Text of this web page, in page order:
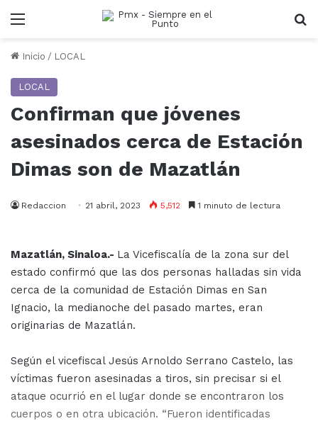
Menu
Inicio / LOCAL
LOCAL
Confirman que jóvenes
asesinados cerca de Estación
Dimas son de Mazatlán
Redaccion 21 abril, 2023 5,512 1 minuto de lectura
Mazatlán, Sinaloa.- La Vicefiscalía de la zona sur del
estado confirmó que las dos personas halladas sin vida
cerca de la comunidad de Estación Dimas en San
Ignacio, la medianoche del pasado martes, eran
originarias de Mazatlán.
Según el vicefiscal Jesús Arnoldo Serrano Castelo, las
víctimas fueron asesinadas a tiros, sin precisar si el
ataque ocurrió en el lugar donde se encontraron los
cuerpos o en otra ubicación. “Fueron identificadas